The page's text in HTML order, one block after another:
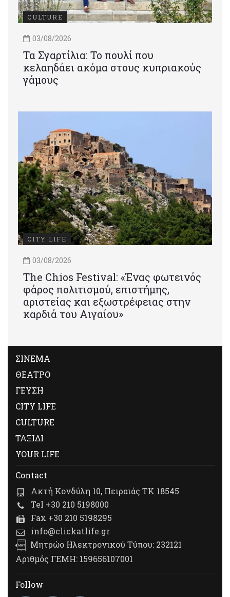
CULTURE
03/08/2026
Τα Σγαρτίλια: Το πουλί που
κελαηδάει ακόμα στους κυπριακούς
γάμους
CITY LIFE
03/08/2026
Τhe Chios Festival: «Ένας φωτεινός
φάρος πολιτισμού, επιστήμης,
αριστείας και εξωστρέφειας στην
καρδιά του Αιγαίου»
ΣΙΝΕΜΑ
ΘΕΑΤΡΟ
ΓΕΥΣΗ
CITY LIFE
CULTURE
ΤΑΞΙΔΙ
YOUR LIFE
Contact
Ακτή Κονδύλη 10, Πειραιάς ΤΚ 18545
Tel +30 210 5198000
Fax +30 210 5198295
info@clickatlife.gr
Μητρώο Ηλεκτρονικού Τύπου: 232121
Αριθμός ΓΕΜΗ: 159656107001
Follow